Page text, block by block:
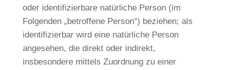
oder identifizierbare natürliche Person (im
Folgenden „betroffene Person“) beziehen; als
identifizierbar wird eine natürliche Person
angesehen, die direkt oder indirekt,
insbesondere mittels Zuordnung zu einer